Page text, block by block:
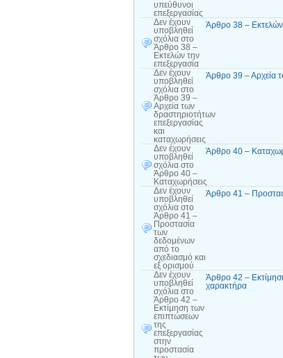
υπεύθυνοι
επεξεργασίας
Δεν έχουν
υποβληθεί
σχόλια στο
Άρθρο 38 –
Εκτελών την
επεξεργασία
Άρθρο 38 – Εκτελών
Δεν έχουν
υποβληθεί
σχόλια στο
Άρθρο 39 –
Αρχεία των
δραστηριοτήτων
επεξεργασίας
και
καταχωρήσεις
Άρθρο 39 – Αρχεία
Δεν έχουν
υποβληθεί
σχόλια στο
Άρθρο 40 –
Καταχωρήσεις
Άρθρο 40 –
Δεν έχουν
υποβληθεί
σχόλια στο
Άρθρο 41 –
Προστασία
των
δεδομένων
από το
σχεδιασμό και
εξ ορισμού
Άρθρο 41 –
Δεν έχουν
υποβληθεί
σχόλια στο
Άρθρο 42 –
Εκτίμηση των
επιπτώσεων
της
επεξεργασίας
στην
προστασία
Άρθρο 42 –
χαρακτήρα